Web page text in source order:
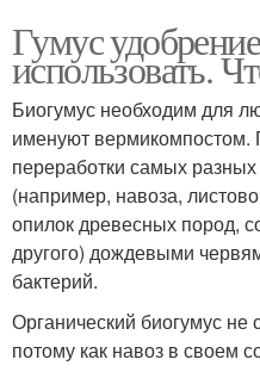
Гумус
использовать.
Биогумус необходим для
именуют вермикомпостом.
переработки самых
(например, навоза,
опилок древесных пород,
другого) дождевыми
бактерий.
Органический биогумус не
потому как навоз в своем